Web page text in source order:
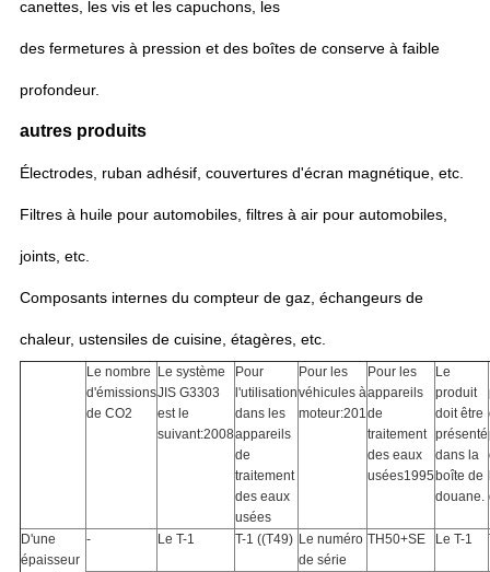
canettes, les vis et les capuchons, les
des fermetures à pression et des boîtes de conserve à faible
profondeur.
autres produits
Électrodes, ruban adhésif, couvertures d'écran magnétique, etc.
Filtres à huile pour automobiles, filtres à air pour automobiles,
joints, etc.
Composants internes du compteur de gaz, échangeurs de
chaleur, ustensiles de cuisine, étagères, etc.
Le nombre
d'émissions
de CO2
Le système
JIS G3303
est le
suivant:2008
Pour
l'utilisation
dans les
appareils
de
traitement
des eaux
usées
Pour les
véhicules à
moteur:201
Pour les
appareils
de
traitement
des eaux
usées1995
Le
produit
doit être
présenté
dans la
boîte de
douane.
D'une
épaisseur
- Le T-1 T-1 ((T49) Le numéro
de série
TH50+SE Le T-1